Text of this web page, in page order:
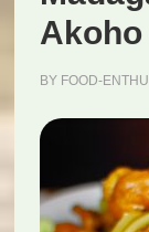
Akoho
BY FOOD-